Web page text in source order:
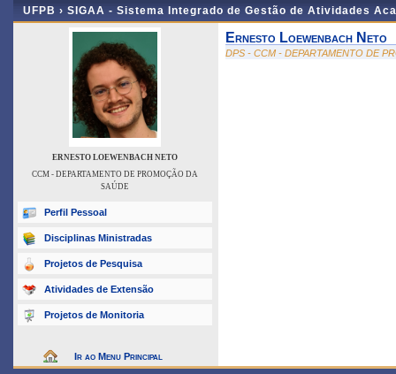
UFPB › SIGAA - Sistema Integrado de Gestão de Atividades
ERNESTO LOEWENBACH NETO
CCM - DEPARTAMENTO DE PROMOÇÃO DA
SAÚDE
Perfil Pessoal
Disciplinas Ministradas
Projetos de Pesquisa
Atividades de Extensão
Projetos de Monitoria
Ir ao Menu Principal
Ernesto Loewenbach Neto
DPS - CCM - DEPARTAMENTO DE